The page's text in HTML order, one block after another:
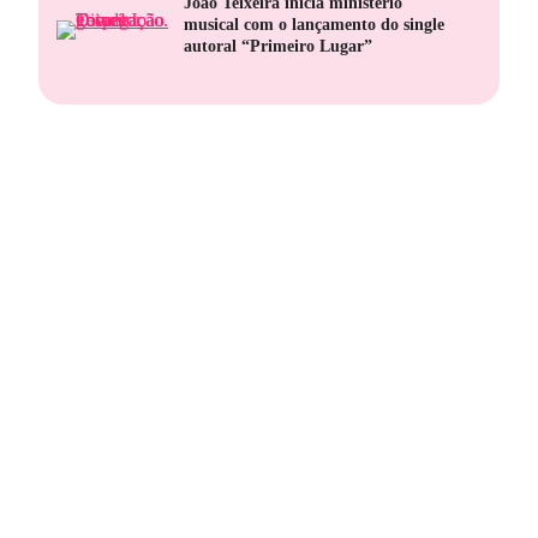
musical com o lançamento do single
autoral “Primeiro Lugar”